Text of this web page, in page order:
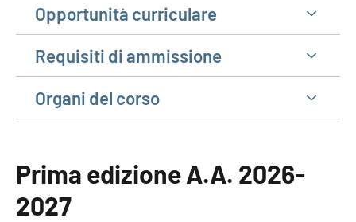
Opportunità curriculare
Requisiti di ammissione
Organi del corso
Prima edizione A.A. 2026-
2027